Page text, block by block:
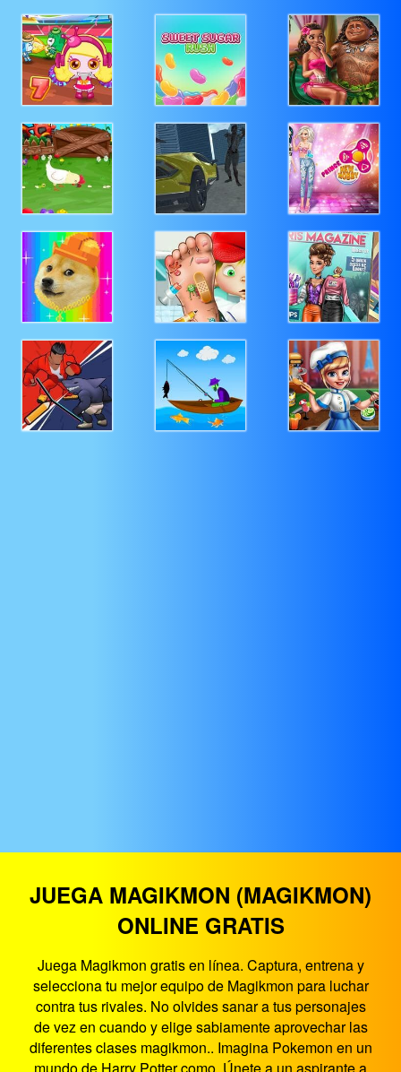
JUEGA MAGIKMON (MAGIKMON)
ONLINE GRATIS
Juega Magikmon gratis en línea. Captura, entrena y
selecciona tu mejor equipo de Magikmon para luchar
contra tus rivales. No olvides sanar a tus personajes
de vez en cuando y elige sabiamente aprovechar las
diferentes clases magikmon.. Imagina Pokemon en un